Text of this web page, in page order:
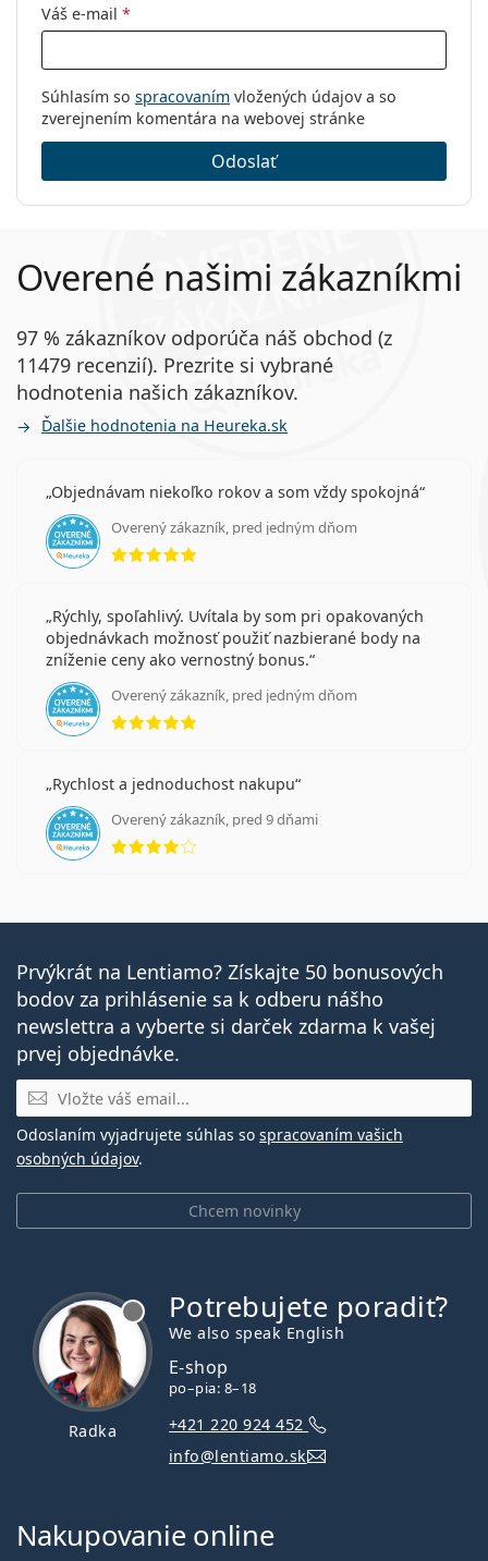
Váš e-mail *
Súhlasím so spracovaním vložených údajov a so
zverejnením komentára na webovej stránke
Odoslať
Overené našimi zákazníkmi
97 % zákazníkov odporúča náš obchod (z
11479 recenzií). Prezrite si vybrané
hodnotenia našich zákazníkov.
Ďalšie hodnotenia na Heureka.sk
Objednávam niekoľko rokov a som vždy spokojná
Overený zákazník, pred jedným dňom
hodnotenie 5 z 5
Rýchly, spoľahlivý. Uvítala by som pri opakovaných
objednávkach možnosť použiť nazbierané body na
zníženie ceny ako vernostný bonus.
Overený zákazník, pred jedným dňom
hodnotenie 5 z 5
Rychlost a jednoduchost nakupu
Overený zákazník, pred 9 dňami
hodnotenie 4 z 5
Prvýkrát na Lentiamo? Získajte 50 bonusových
bodov za prihlásenie sa k odberu nášho
newslettra a vyberte si darček zdarma k vašej
prvej objednávke.
E-mail
Chcem novinky
Odoslaním vyjadrujete súhlas so spracovaním vašich
osobných údajov.
Radka
Potrebujete poradiť?
We also speak English
E-shop
po–pia: 8–18
+421 220 924 452
info@lentiamo.sk
Nakupovanie online